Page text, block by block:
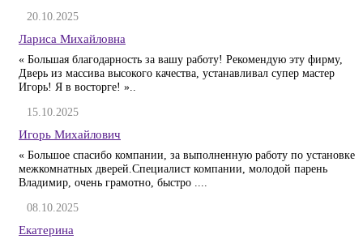
20.10.2025
Лариса Михайловна
« Большая благодарность за вашу работу! Рекомендую эту фирму,
Дверь из массива высокого качества, устанавливал супер мастер
Игорь! Я в восторге! »..
15.10.2025
Игорь Михайлович
« Большое спасибо компании, за выполненную работу по установке
межкомнатных дверей.Специалист компании, молодой парень
Владимир, очень грамотно, быстро ....
08.10.2025
Екатерина